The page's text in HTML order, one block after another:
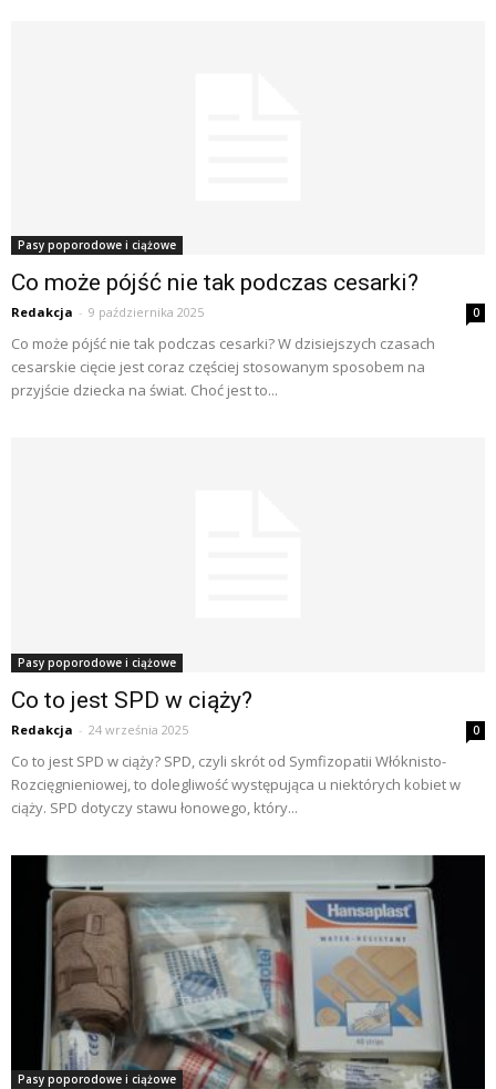
Pasy poporodowe i ciążowe
Co może pójść nie tak podczas cesarki?
Redakcja - 9 października 2025 0
Co może pójść nie tak podczas cesarki? W dzisiejszych czasach
cesarskie cięcie jest coraz częściej stosowanym sposobem na
przyjście dziecka na świat. Choć jest to...
Pasy poporodowe i ciążowe
Co to jest SPD w ciąży?
Redakcja - 24 września 2025 0
Co to jest SPD w ciąży? SPD, czyli skrót od Symfizopatii Włóknisto-
Rozcięgnieniowej, to dolegliwość występująca u niektórych kobiet w
ciąży. SPD dotyczy stawu łonowego, który...
Pasy poporodowe i ciążowe